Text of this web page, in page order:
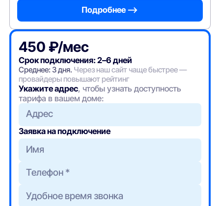
Подробнее —>
450 ₽/мес
Срок подключения: 2–6 дней
Среднее: 3 дня. Через наш сайт чаще быстрее —
провайдеры повышают рейтинг
Укажите адрес, чтобы узнать доступность
тарифа в вашем доме:
Адрес
Заявка на подключение